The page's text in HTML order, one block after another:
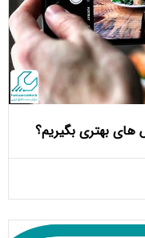
های بهتری بگیریم؟